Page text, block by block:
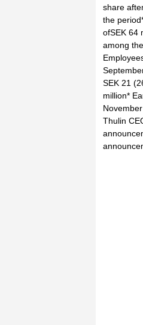
share
the
ofSEK 64
among
SEK 21
million*
Thulin